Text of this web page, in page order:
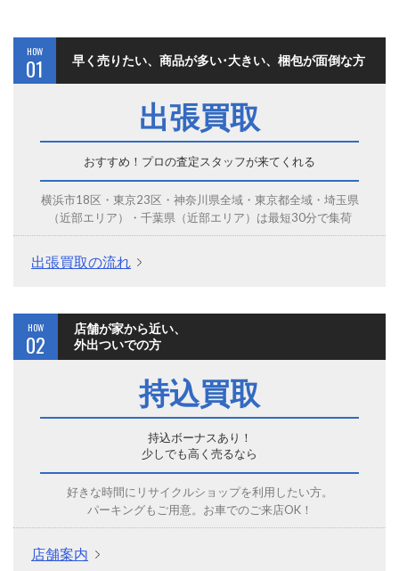
HOW
01 早く売りたい、商品が多い･大きい、梱包が面倒な方
出張買取
おすすめ！プロの査定スタッフが来てくれる
横浜市18区・東京23区・神奈川県全域・東京都全域・埼玉県
（近部エリア）・千葉県（近部エリア）は最短30分で集荷
出張買取の流れ
HOW
02
店舗が家から近い、
外出ついでの方
持込買取
持込ボーナスあり！
少しでも高く売るなら
好きな時間にリサイクルショップを利用したい方。
パーキングもご用意。お車でのご来店OK！
店舗案内